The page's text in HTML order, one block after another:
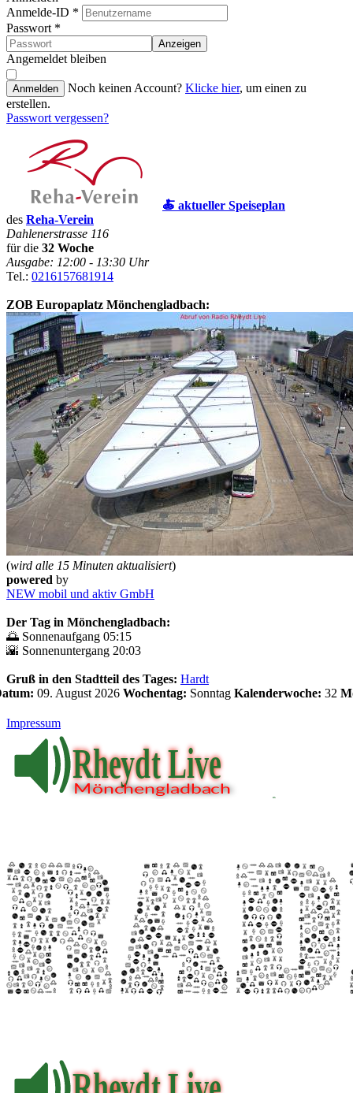
Anmelde-ID *
Passwort *
Anzeigen
Angemeldet bleiben
Anmelden Noch keinen Account? Klicke hier, um einen zu
erstellen.
Passwort vergessen?
🍝 aktueller Speiseplan
des Reha-Verein
Dahlenerstrasse 116
für die 32 Woche
Ausgabe: 12:00 - 13:30 Uhr
Tel.: 0216157681914
ZOB Europaplatz Mönchengladbach:
(wird alle 15 Minuten aktualisiert)
powered by
NEW mobil und aktiv GmbH
Der Tag in Mönchengladbach:
🌅 Sonnenaufgang 05:15
🌇 Sonnenuntergang 20:03
Gruß in den Stadtteil des Tages: Hardt
09. August 2026 Wochentag: Sonntag Kalenderwoche: 32
Impressum